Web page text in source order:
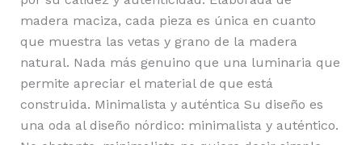
madera maciza, cada pieza es única en cuanto
que muestra las vetas y grano de la madera
natural. Nada más genuino que una luminaria que
permite apreciar el material de que está
construida. Minimalista y auténtica Su diseño es
una oda al diseño nórdico: minimalista y auténtico.